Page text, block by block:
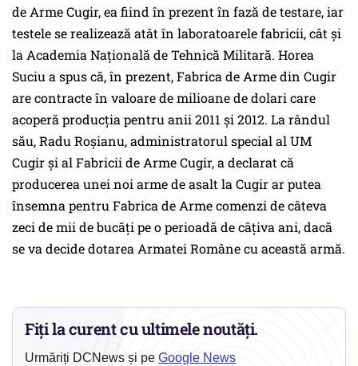
de Arme Cugir, ea fiind în prezent în fază de testare, iar
testele se realizează atât în laboratoarele fabricii, cât şi
la Academia Naţională de Tehnică Militară. Horea
Suciu a spus că, în prezent, Fabrica de Arme din Cugir
are contracte în valoare de milioane de dolari care
acoperă producţia pentru anii 2011 şi 2012. La rândul
său, Radu Roşianu, administratorul special al UM
Cugir şi al Fabricii de Arme Cugir, a declarat că
producerea unei noi arme de asalt la Cugir ar putea
însemna pentru Fabrica de Arme comenzi de câteva
zeci de mii de bucăţi pe o perioadă de câţiva ani, dacă
se va decide dotarea Armatei Române cu această armă.
Fiți la curent cu ultimele noutăți.
Urmăriți DCNews și pe Google News